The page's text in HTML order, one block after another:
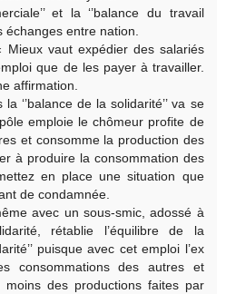
et la ‘’balance du travail
échanges entre nation.
Mieux vaut expédier des salariés
que de les payer à travailler.
affirmation.
‘’balance de la solidarité’’ va se
emploie le chômeur profite de
et consomme la production des
à produire la consommation des
en place une situation que
de condamnée.
avec un sous-smic, adossé à
rétablie l’équilibre de la
puisque avec cet emploi l’ex
consommations des autres et
moins des productions faites par